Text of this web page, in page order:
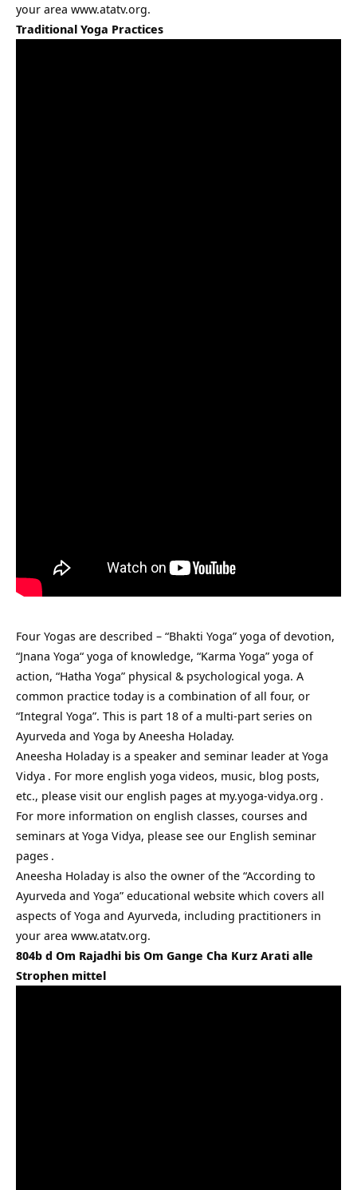
your area www.atatv.org.
Traditional Yoga Practices
Four Yogas are described – “Bhakti Yoga” yoga of devotion,
“Jnana Yoga“ yoga of knowledge, “Karma Yoga” yoga of
action, “Hatha Yoga” physical & psychological yoga. A
common practice today is a combination of all four, or
“Integral Yoga”. This is part 18 of a multi-part series on
Ayurveda and Yoga by Aneesha Holaday.
Aneesha Holaday is a speaker and seminar leader at Yoga
Vidya . For more english yoga videos, music, blog posts,
etc., please visit our english pages at my.yoga-vidya.org .
For more information on english classes, courses and
seminars at Yoga Vidya, please see our English seminar
pages .
Aneesha Holaday is also the owner of the “According to
Ayurveda and Yoga” educational website which covers all
aspects of Yoga and Ayurveda, including practitioners in
your area www.atatv.org.
804b d Om Rajadhi bis Om Gange Cha Kurz Arati alle
Strophen mittel